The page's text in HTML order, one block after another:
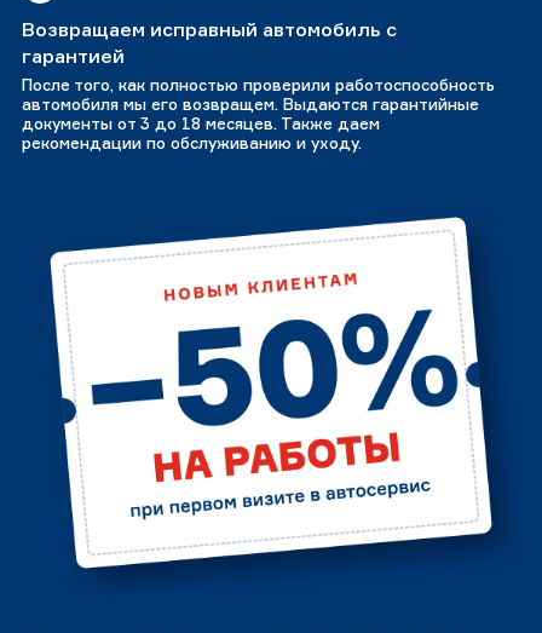
Возвращаем исправный автомобиль с
гарантией
После того, как полностью проверили работоспособность
автомобиля мы его возвращем. Выдаются гарантийные
документы от 3 до 18 месяцев. Также даем
рекомендации по обслуживанию и уходу.